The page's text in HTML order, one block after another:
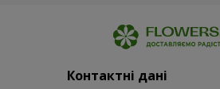
Контактні дані